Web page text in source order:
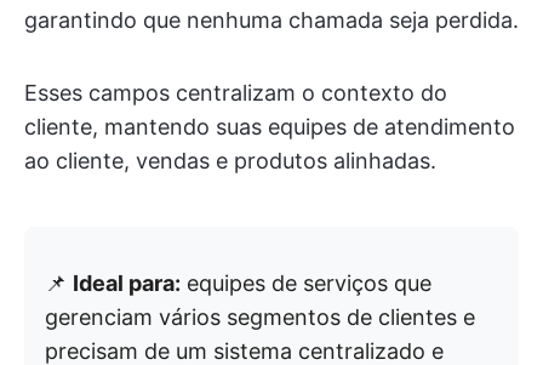
garantindo que nenhuma chamada seja perdida.
Esses campos centralizam o contexto do
cliente, mantendo suas equipes de atendimento
ao cliente, vendas e produtos alinhadas.
📌 Ideal para: equipes de serviços que
gerenciam vários segmentos de clientes e
precisam de um sistema centralizado e